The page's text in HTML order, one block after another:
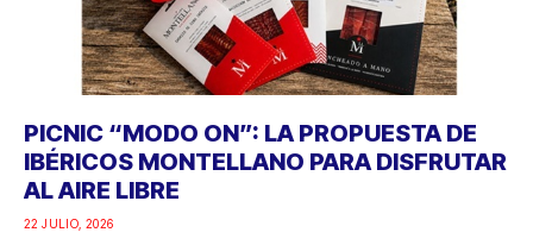
PICNIC “MODO ON”: LA PROPUESTA DE
IBÉRICOS MONTELLANO PARA DISFRUTAR
AL AIRE LIBRE
22 JULIO, 2026